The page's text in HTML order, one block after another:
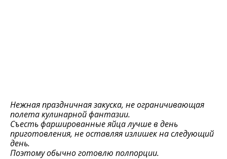
Нежная праздничная закуска, не ограничивающая
полета кулинарной фантазии.
Съесть фаршированные яйца лучше в день
приготовления, не оставляя излишек на следующий
день.
Поэтому обычно готовлю полпорции.